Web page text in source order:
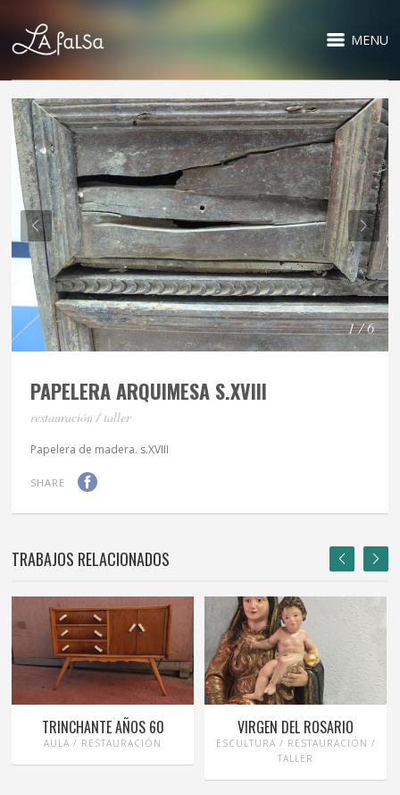
MENU
1 / 6
PAPELERA ARQUIMESA S.XVIII
restauración / taller
Papelera de madera. s.XVIII
SHARE
TRABAJOS RELACIONADOS
TRINCHANTE AÑOS 60
AULA / RESTAURACIÓN
VIRGEN DEL ROSARIO
ESCULTURA / RESTAURACIÓN /
TALLER